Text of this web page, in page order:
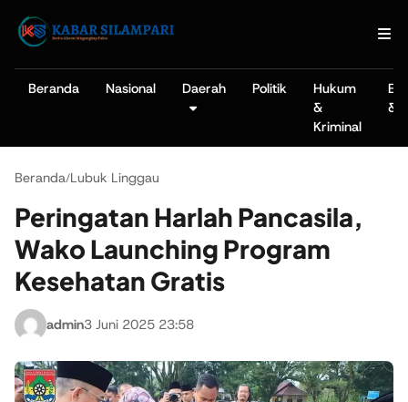
Beranda Nasional Daerah Politik
Hukum
&
Kriminal
&
Beranda/Lubuk Linggau
Peringatan Harlah Pancasila,
Wako Launching Program
Kesehatan Gratis
admin3 Juni 2025 23:58